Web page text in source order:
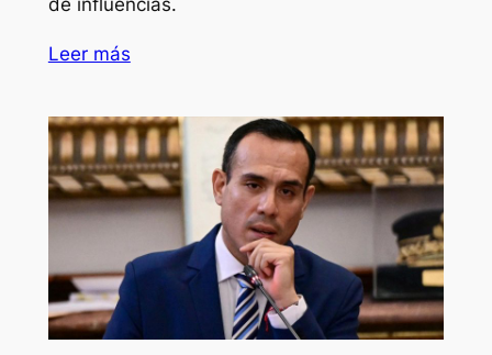
de influencias.
Leer más